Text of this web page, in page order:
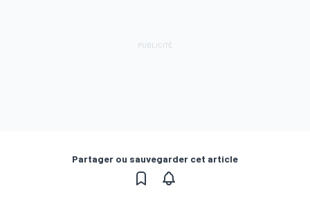
Partager ou sauvegarder cet article